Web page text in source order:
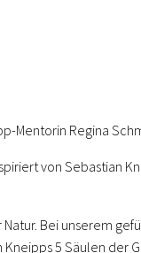
Mentorin Regina
von Sebastian
Bei unserem
5 Säulen der